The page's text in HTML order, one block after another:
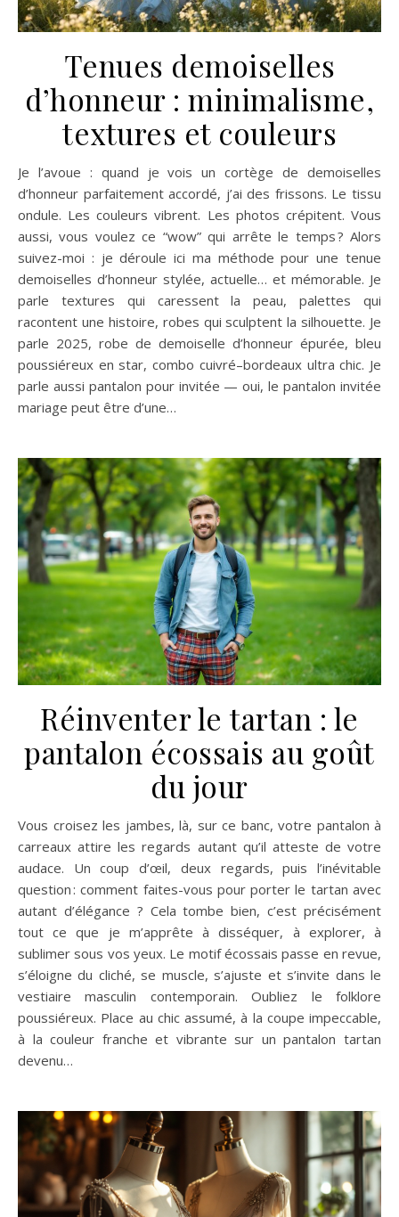
Tenues demoiselles
d’honneur : minimalisme,
textures et couleurs
Je l’avoue : quand je vois un cortège de demoiselles
d’honneur parfaitement accordé, j’ai des frissons. Le tissu
ondule. Les couleurs vibrent. Les photos crépitent. Vous
aussi, vous voulez ce “wow” qui arrête le temps ? Alors
suivez-moi : je déroule ici ma méthode pour une tenue
demoiselles d’honneur stylée, actuelle… et mémorable. Je
parle textures qui caressent la peau, palettes qui
racontent une histoire, robes qui sculptent la silhouette. Je
parle 2025, robe de demoiselle d’honneur épurée, bleu
poussiéreux en star, combo cuivré–bordeaux ultra chic. Je
parle aussi pantalon pour invitée — oui, le pantalon invitée
mariage peut être d’une…
Réinventer le tartan : le
pantalon écossais au goût
du jour
Vous croisez les jambes, là, sur ce banc, votre pantalon à
carreaux attire les regards autant qu’il atteste de votre
audace. Un coup d’œil, deux regards, puis l’inévitable
question : comment faites-vous pour porter le tartan avec
autant d’élégance ? Cela tombe bien, c’est précisément
tout ce que je m’apprête à disséquer, à explorer, à
sublimer sous vos yeux. Le motif écossais passe en revue,
s’éloigne du cliché, se muscle, s’ajuste et s’invite dans le
vestiaire masculin contemporain. Oubliez le folklore
poussiéreux. Place au chic assumé, à la coupe impeccable,
à la couleur franche et vibrante sur un pantalon tartan
devenu…